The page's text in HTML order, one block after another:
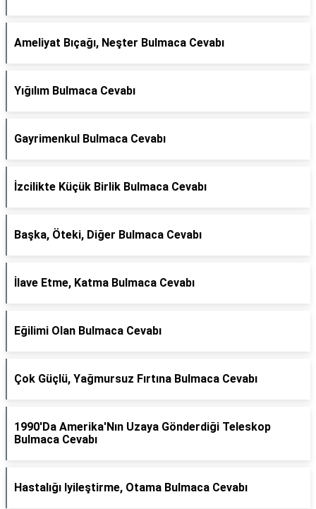
Ameliyat Bıçağı, Neşter Bulmaca Cevabı
Yığılım Bulmaca Cevabı
Gayrimenkul Bulmaca Cevabı
İzcilikte Küçük Birlik Bulmaca Cevabı
Başka, Öteki, Diğer Bulmaca Cevabı
İlave Etme, Katma Bulmaca Cevabı
Eğilimi Olan Bulmaca Cevabı
Çok Güçlü, Yağmursuz Fırtına Bulmaca Cevabı
1990'Da Amerika'Nın Uzaya Gönderdiği Teleskop
Bulmaca Cevabı
Hastalığı Iyileştirme, Otama Bulmaca Cevabı